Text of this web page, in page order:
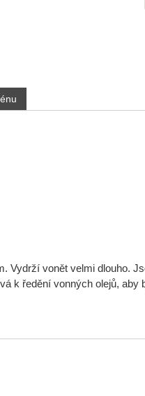
Vydrží vonět velmi dlouho.
k ředění vonných olejů, aby